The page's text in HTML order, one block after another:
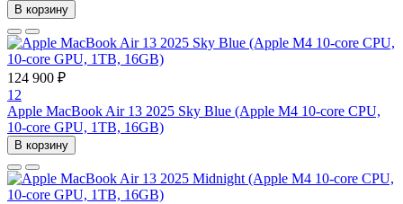
В корзину
124 900 ₽
12
Apple MacBook Air 13 2025 Sky Blue (Apple M4 10-core CPU,
10-core GPU, 1TB, 16GB)
В корзину